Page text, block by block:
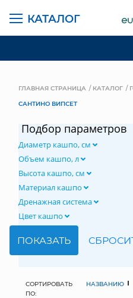
КАТАЛОГ
СВАДЕБНАЯ
МЯГКИЕ
ГЛАВНАЯ СТРАНИЦА КАТАЛОГ
САНТИНО ВИПСЕТ
Подбор параметров
Диаметр кашпо, см
Объем кашпо, л
Высота кашпо, см
Материал кашпо
Дренажная система
Цвет кашпо
СОРТИРОВАТЬ
ПО:
НАЗВАНИЮ